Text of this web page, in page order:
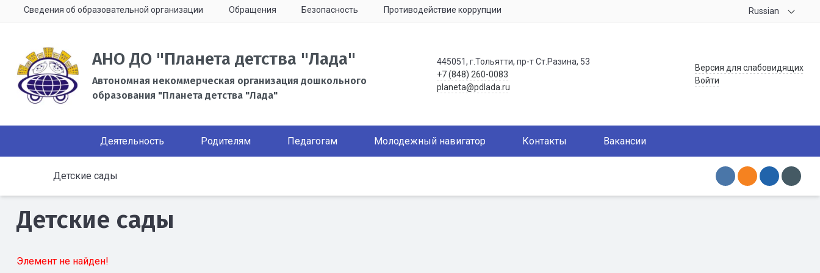
Сведения об образовательной организации Обращения Безопасность Противодействие коррупции Russian
АНО ДО "Планета детства "Лада"
Автономная некоммерческая организация дошкольного
образования "Планета детства "Лада"
445051, г.Тольятти, пр-т Ст.Разина, 53
+7 (848) 260-0083
planeta@pdlada.ru
Версия для слабовидящих
Войти
Деятельность Родителям Педагогам Молодежный навигатор Контакты Вакансии
Детские сады
Детские сады
Элемент не найден!